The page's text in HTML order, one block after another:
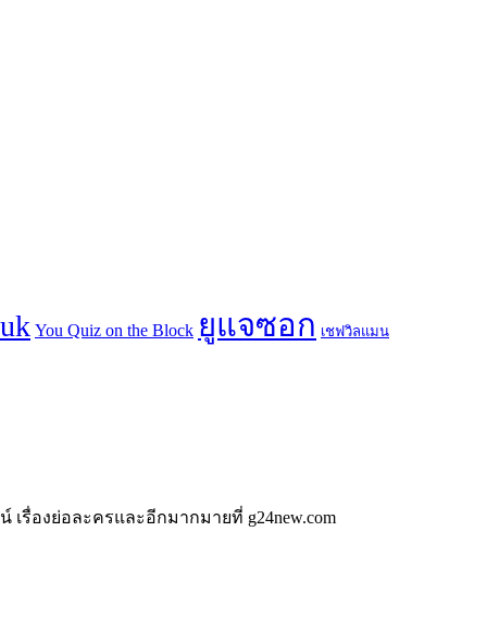
You Quiz on the Block ยูแจซอก เชฟวิลแมน
รื่องย่อละครและอีกมากมายที่ g24new.com